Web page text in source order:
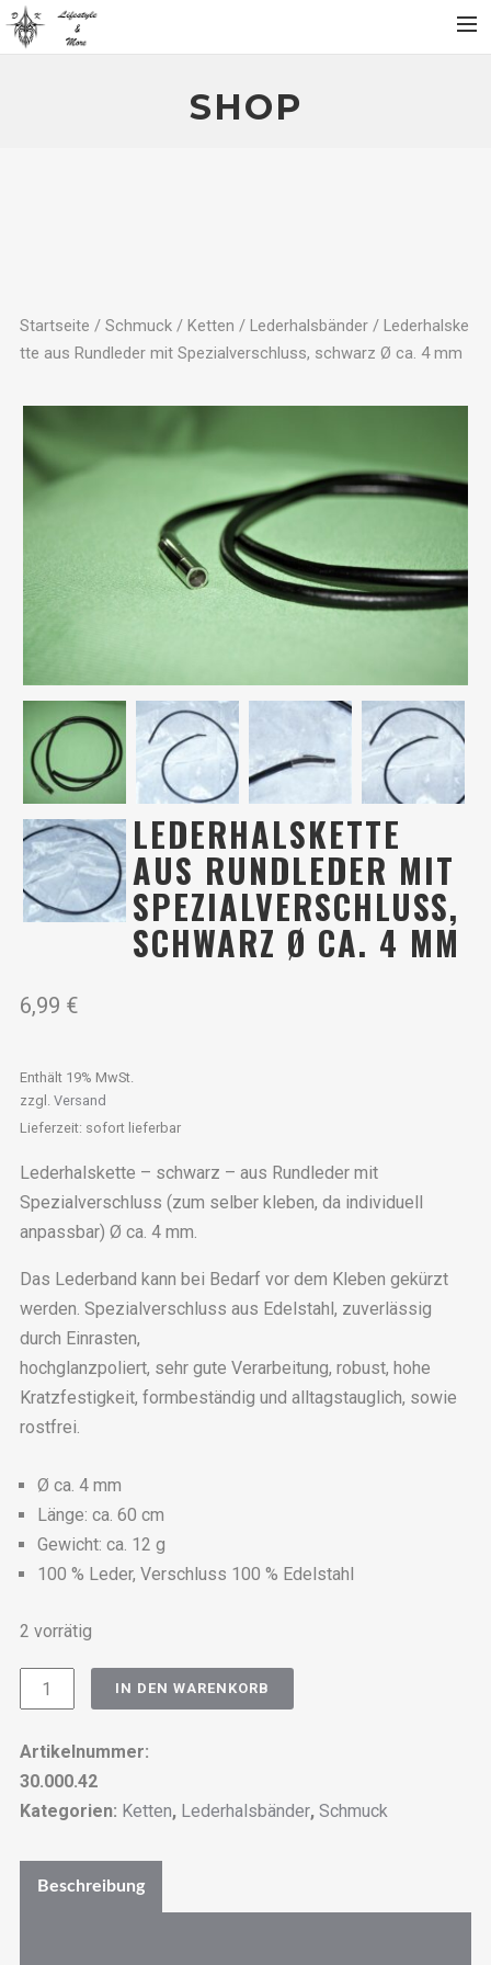
Mein Konto
Warenkorb
SHOP
Startseite / Schmuck/ Ketten / Lederhalsbänder/ Lederhalske
tte aus Rundleder mit Spezialverschluss, schwarz Ø ca. 4 mm
LEDERHALSKETTE
AUS RUNDLEDER MIT
SPEZIALVERSCHLUSS,
SCHWARZ Ø CA. 4 MM
6,99 €
Enthält 19% MwSt.
zzgl. Versand
Lieferzeit: sofort lieferbar
Lederhalskette – schwarz – aus Rundleder mit
Spezialverschluss (zum selber kleben, da individuell
anpassbar) Ø ca. 4 mm.
Das Lederband kann bei Bedarf vor dem Kleben gekürzt
werden. Spezialverschluss aus Edelstahl, zuverlässig
durch Einrasten,
hochglanzpoliert, sehr gute Verarbeitung, robust, hohe
Kratzfestigkeit, formbeständig und alltagstauglich, sowie
rostfrei.
Ø ca. 4 mm
Länge: ca. 60 cm
Gewicht: ca. 12 g
100 % Leder, Verschluss 100 % Edelstahl
2 vorrätig
Lederhalskette
aus
Rundleder
mit
Spezialverschluss,
Ø
ca.
IN DEN WARENKORB
Artikelnummer:
30.000.42
Kategorien: Ketten, Lederhalsbänder, Schmuck
Beschreibung